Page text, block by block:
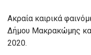
Ακραία καιρικά
Δήμου Μακρακώμης
2020.